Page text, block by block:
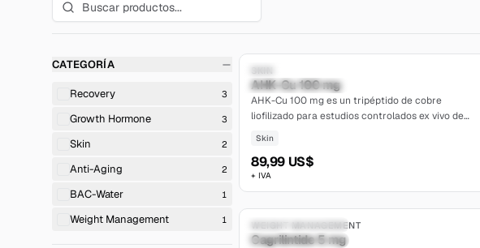
CATEGORÍA
Recovery 3
Growth Hormone 3
Skin 2
Anti-Aging 2
BAC-Water 1
Weight Management 1
Solo para investigación
limited
AHK-Cu 100 mg
AHK-Cu 100 mg es un tripéptido de cobre
liofilizado para estudios controlados ex vivo de
Skin
89,99 US$
+ IVA
Solo para investigación
extensive
5.0
WEIGHT MANAGEMENT
Cagrilintide 5 mg